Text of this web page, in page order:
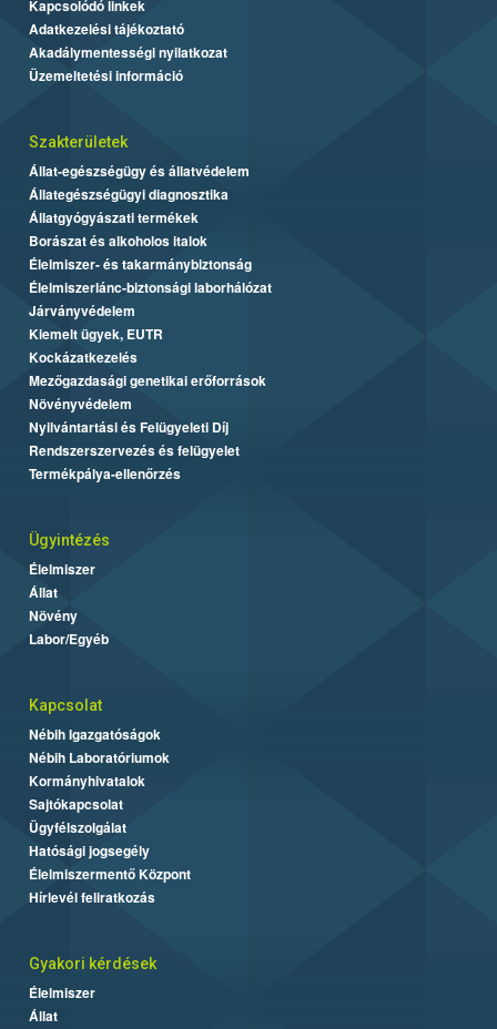
Kapcsolódó linkek
Adatkezelési tájékoztató
Akadálymentességi nyilatkozat
Üzemeltetési információ
Szakterületek
Állat-egészségügy és állatvédelem
Állategészségügyi diagnosztika
Állatgyógyászati termékek
Borászat és alkoholos italok
Élelmiszer- és takarmánybiztonság
Élelmiszerlánc-biztonsági laborhálózat
Járványvédelem
Kiemelt ügyek, EUTR
Kockázatkezelés
Mezőgazdasági genetikai erőforrások
Növényvédelem
Nyilvántartási és Felügyeleti Díj
Rendszerszervezés és felügyelet
Termékpálya-ellenőrzés
Ügyintézés
Élelmiszer
Állat
Növény
Labor/Egyéb
Kapcsolat
Nébih Igazgatóságok
Nébih Laboratóriumok
Kormányhivatalok
Sajtókapcsolat
Ügyfélszolgálat
Hatósági jogsegély
Élelmiszermentő Központ
Hírlevél feliratkozás
Gyakori kérdések
Élelmiszer
Állat